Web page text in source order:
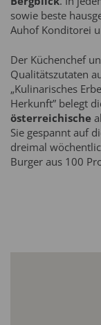
sowie beste
Auhof Konditorei
Der Küchenchef
Qualitätszutaten
„Kulinarisches
Herkunft” belegt
österreichische
Sie gespannt auf
dreimal
Burger aus 100